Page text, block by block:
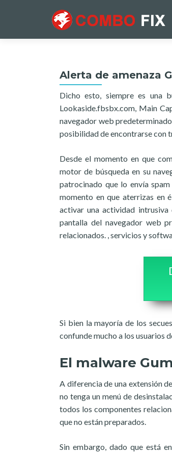
Alerta de amenaza
Dicho esto, siempre es una
Lookaside.fbsbx.com, Main
navegador web
posibilidad de encontrarse con
Desde el momento en que
motor de búsqueda en su
patrocinado que lo envía
momento en que aterrizas en
activar una actividad intrusiva
pantalla del navegador web
relacionados. , servicios y
Si bien la mayoría de los
confunde mucho a los usuarios
El malware
A diferencia de una extensión
no tenga un menú de
todos los componentes
que no están preparados.
Sin embargo, dado que está